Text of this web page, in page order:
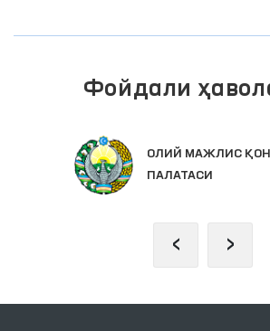
Фойдали
ОЛИЙ МАЖЛИС
ПАЛАТАСИ
‹ ›